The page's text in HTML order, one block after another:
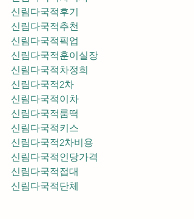
신림다국적후기
신림다국적추천
신림다국적훈이실장
신림다국적차정희
신림다국적2차
신림다국적이차
신림다국적룸떡
신림다국적키스
신림다국적2차비용
신림다국적인당가격
신림다국적접대
신림다국적단체